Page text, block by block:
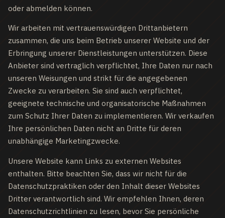
oder abmelden können.
Wir arbeiten mit vertrauenswürdigen Drittanbietern
zusammen, die uns beim Betrieb unserer Website und der
Erbringung unserer Dienstleistungen unterstützen. Diese
Anbieter sind vertraglich verpflichtet, Ihre Daten nur nach
unseren Weisungen und strikt für die angegebenen
Zwecke zu verarbeiten. Sie sind auch verpflichtet,
geeignete technische und organisatorische Maßnahmen
zum Schutz Ihrer Daten zu implementieren. Wir verkaufen
Ihre persönlichen Daten nicht an Dritte für deren
unabhängige Marketingzwecke.
Unsere Website kann Links zu externen Websites
enthalten. Bitte beachten Sie, dass wir nicht für die
Datenschutzpraktiken oder den Inhalt dieser Websites
Dritter verantwortlich sind. Wir empfehlen Ihnen, deren
Datenschutzrichtlinien zu lesen, bevor Sie persönliche